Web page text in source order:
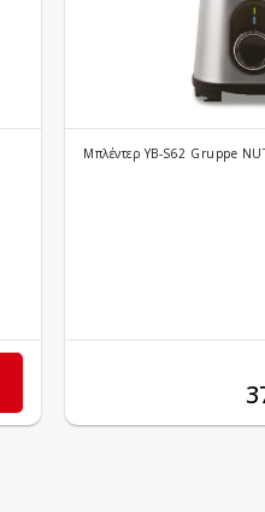
Mπλέντερ YB-S62 Gruppe